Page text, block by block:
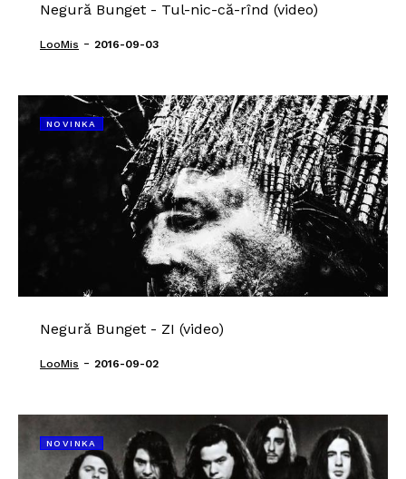
Negură Bunget - Tul-nic-că-rînd (video)
LooMis - 2016-09-03
NOVINKA
Negură Bunget - ZI (video)
LooMis - 2016-09-02
NOVINKA